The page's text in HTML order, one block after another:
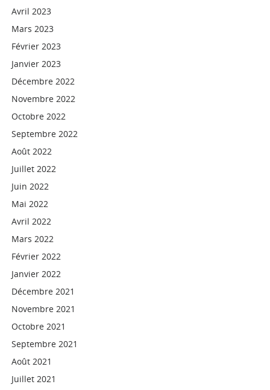
Avril 2023
Mars 2023
Février 2023
Janvier 2023
Décembre 2022
Novembre 2022
Octobre 2022
Septembre 2022
Août 2022
Juillet 2022
Juin 2022
Mai 2022
Avril 2022
Mars 2022
Février 2022
Janvier 2022
Décembre 2021
Novembre 2021
Octobre 2021
Septembre 2021
Août 2021
Juillet 2021